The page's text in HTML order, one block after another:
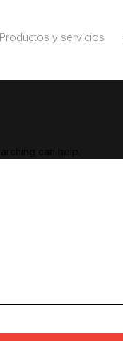
Productos y servicios